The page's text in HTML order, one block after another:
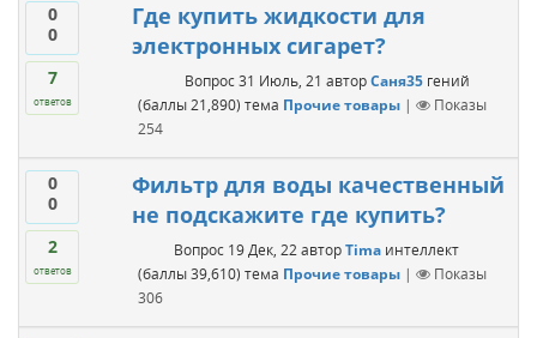
0
0
7
ответов
Где купить жидкости для
электронных сигарет?
Вопрос 31 Июль, 21 авторСаня35 гений
(баллы21,890) тема Прочие товары |
Показы
254
0
0
2
ответов
Фильтр для воды качественный
не подскажите где купить?
Вопрос 19 Дек, 22 авторTima интеллект
(баллы39,610) тема Прочие товары |
Показы
306